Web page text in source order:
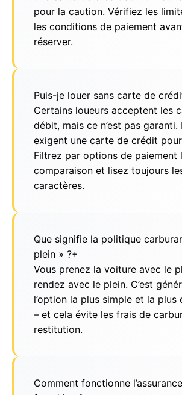
pour la caution. Vérifiez les
les conditions de paiement
réserver.
Puis-je louer sans carte de
Certains loueurs acceptent les
débit, mais ce n’est pas garanti.
exigent une carte de crédit
Filtrez par options de paiement
comparaison et lisez toujours
caractères.
Que signifie la politique
plein » ?+
Vous prenez la voiture avec le
rendez avec le plein. C’est
l’option la plus simple et la plus
– et cela évite les frais de
restitution.
Comment fonctionne